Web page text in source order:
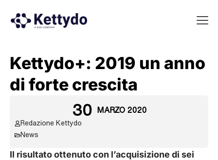
Kettydo+: 2019 un anno
di forte crescita
30 MARZO 2020
Redazione Kettydo
News
Il risultato ottenuto con l’acquisizione di sei